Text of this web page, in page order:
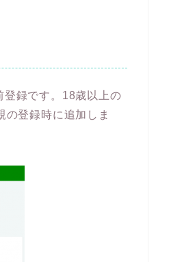
登録です。18歳以上の
登録時に追加しま